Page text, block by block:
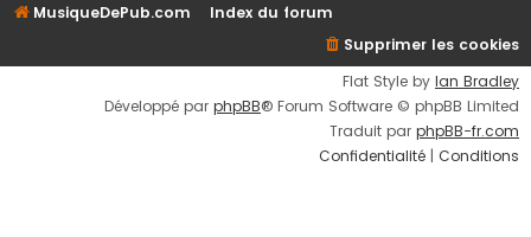
MusiqueDePub.com
Index du forum
Supprimer les cookies
Flat Style by Ian Bradley
Développé par phpBB® Forum Software © phpBB Limited
Traduit par phpBB-fr.com
Confidentialité | Conditions